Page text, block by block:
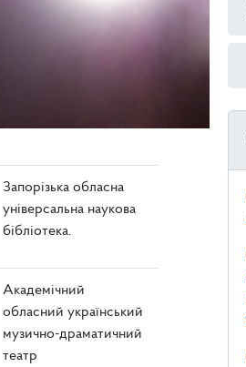
Запорізька обласна
універсальна наукова
бібліотека.
Академічний
обласний український
музично-драматичний
театр